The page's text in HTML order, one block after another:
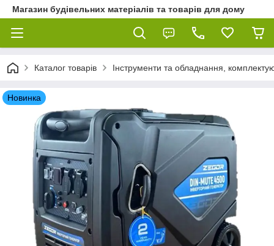
Магазин будівельних матеріалів та товарів для дому
Каталог товарів Інструменти та обладнання,
Новинка